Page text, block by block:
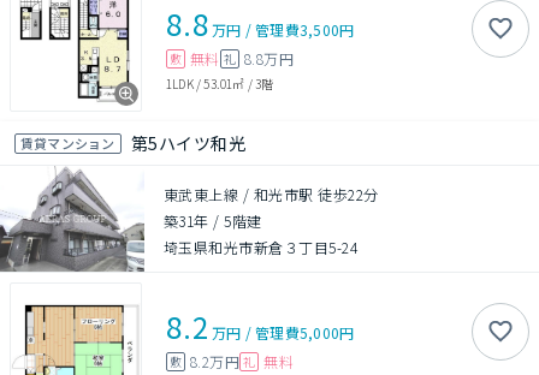
8.8万円 /管理費3,500円
敷 無料 礼 8.8万円
1LDK/53.01㎡ /3階
賃貸マンション 第5ハイツ和光
東武東上線 / 和光市駅 徒歩22分
築31年 /5階建
埼玉県和光市新倉３丁目5-24
8.2 万円 /管理費5,000円
敷 8.2万円 礼 無料